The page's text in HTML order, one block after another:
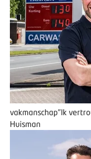
vakmanschap"Ik
Huisman